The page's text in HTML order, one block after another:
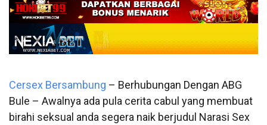
Cersex Bersambung – Berhubungan Dengan ABG
Bule – Awalnya ada pula cerita cabul yang membuat
birahi seksual anda segera naik berjudul Narasi Sex